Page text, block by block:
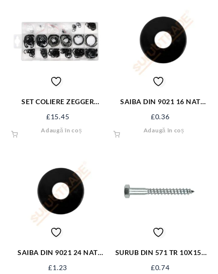
SET COLIERE ZEGGER
06881
£15.45
Adaugă în coș
SAIBA DIN 9021 16 NAT
£0.36
Adaugă în coș
SAIBA DIN 9021 24 NAT
£1.23
SURUB DIN 571 TR 10X150
£0.74